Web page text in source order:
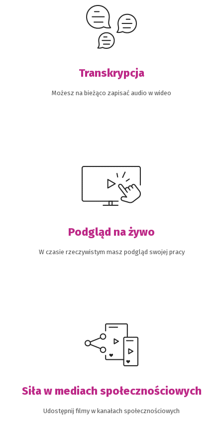
Transkrypcja
Możesz na bieżąco zapisać audio w wideo
Podgląd na żywo
W czasie rzeczywistym masz podgląd swojej pracy
Siła w mediach społecznościowych
Udostępnij filmy w kanałach społecznościowych